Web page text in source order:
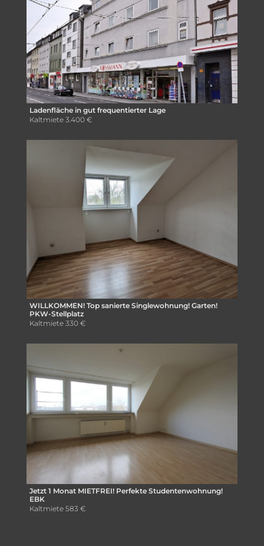
Ladenfläche in gut frequentierter Lage
Kaltmiete 3.400 €
WILLKOMMEN! Top sanierte Singlewohnung! Garten!
PKW-Stellplatz
Kaltmiete 330 €
Jetzt 1 Monat MIETFREI! Perfekte Studentenwohnung!
EBK
Kaltmiete 583 €